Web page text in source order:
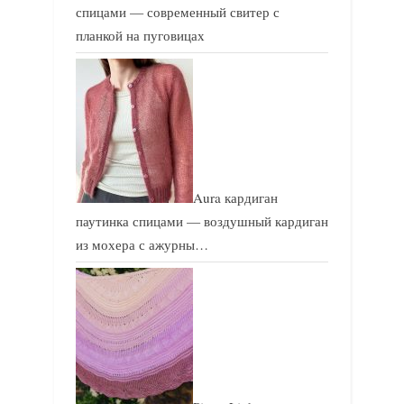
спицами — современный свитер с
планкой на пуговицах
Aura кардиган
паутинка спицами — воздушный кардиган
из мохера с ажурны…